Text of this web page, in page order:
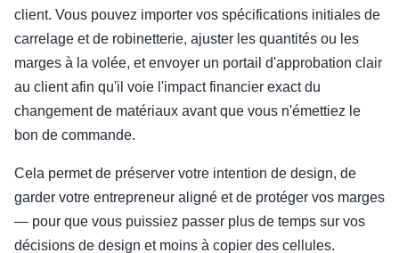
client. Vous pouvez importer vos spécifications initiales de
carrelage et de robinetterie, ajuster les quantités ou les
marges à la volée, et envoyer un portail d'approbation clair
au client afin qu'il voie l'impact financier exact du
changement de matériaux avant que vous n'émettiez le
bon de commande.
Cela permet de préserver votre intention de design, de
garder votre entrepreneur aligné et de protéger vos marges
— pour que vous puissiez passer plus de temps sur vos
décisions de design et moins à copier des cellules.